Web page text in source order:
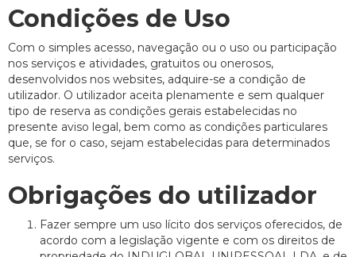
Condições de Uso
Com o simples acesso, navegação ou o uso ou participação
nos serviços e atividades, gratuitos ou onerosos,
desenvolvidos nos websites, adquire-se a condição de
utilizador. O utilizador aceita plenamente e sem qualquer
tipo de reserva as condições gerais estabelecidas no
presente aviso legal, bem como as condições particulares
que, se for o caso, sejam estabelecidas para determinados
serviços.
Obrigações do utilizador
Fazer sempre um uso lícito dos serviços oferecidos, de
acordo com a legislação vigente e com os direitos de